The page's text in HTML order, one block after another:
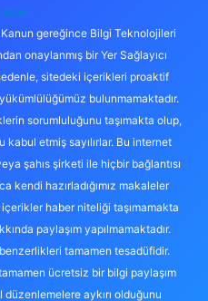
Kanun gereğince Bilgi Teknolojileri
onaylanmış bir Yer Sağlayıcı
sitedeki içerikleri proaktif
bulunmamaktadır.
sorumluluğunu taşımakta olup,
etmiş sayılırlar. Bu internet
şahıs şirketi ile hiçbir bağlantısı
kendi hazırladığımız makaleler
haber niteliği taşımamakta
paylaşım yapılmamaktadır.
tamamen tesadüfidir.
ücretsiz bir bilgi paylaşım
aykırı olduğunu